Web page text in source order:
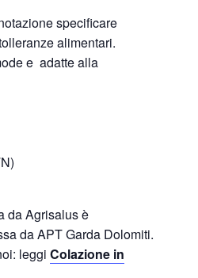
specificare
alimentari.
e adatte alla
da Agrisalus è
da APT Garda Dolomiti.
leggi Colazione in